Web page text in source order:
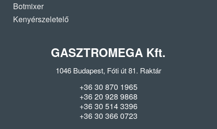
Botmixer
Kenyérszeletelő
GASZTROMEGA Kft.
1046 Budapest, Fóti út 81. Raktár
+36 30 870 1965
+36 20 928 9868
+36 30 514 3396
+36 30 366 0723